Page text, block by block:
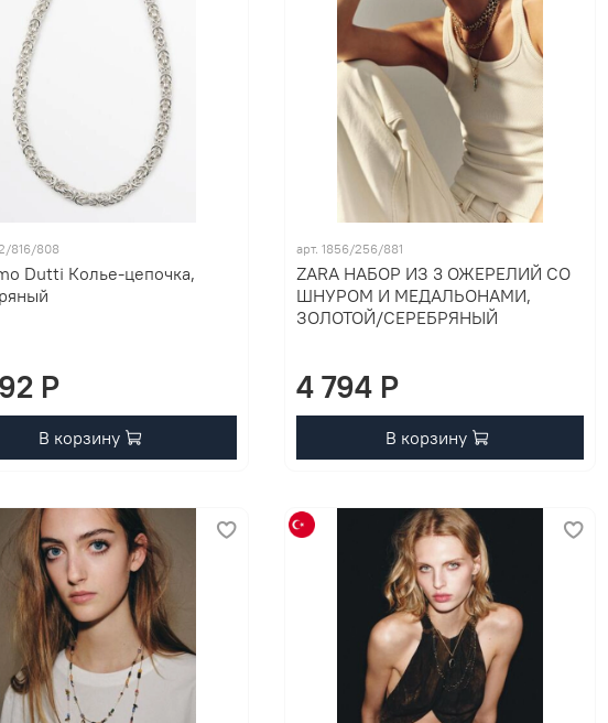
816/808
Dutti Колье-цепочка,
P
В корзину
арт. 1856/256/881
ZARA НАБОР ИЗ 3 ОЖЕРЕЛИЙ СО
ШНУРОМ И МЕДАЛЬОНАМИ,
ЗОЛОТОЙ/СЕРЕБРЯНЫЙ
4 794 P
В корзину